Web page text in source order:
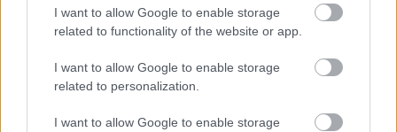
I want to allow Google to enable storage
related to functionality of the website or app.
I want to allow Google to enable storage
related to personalization.
I want to allow Google to enable storage